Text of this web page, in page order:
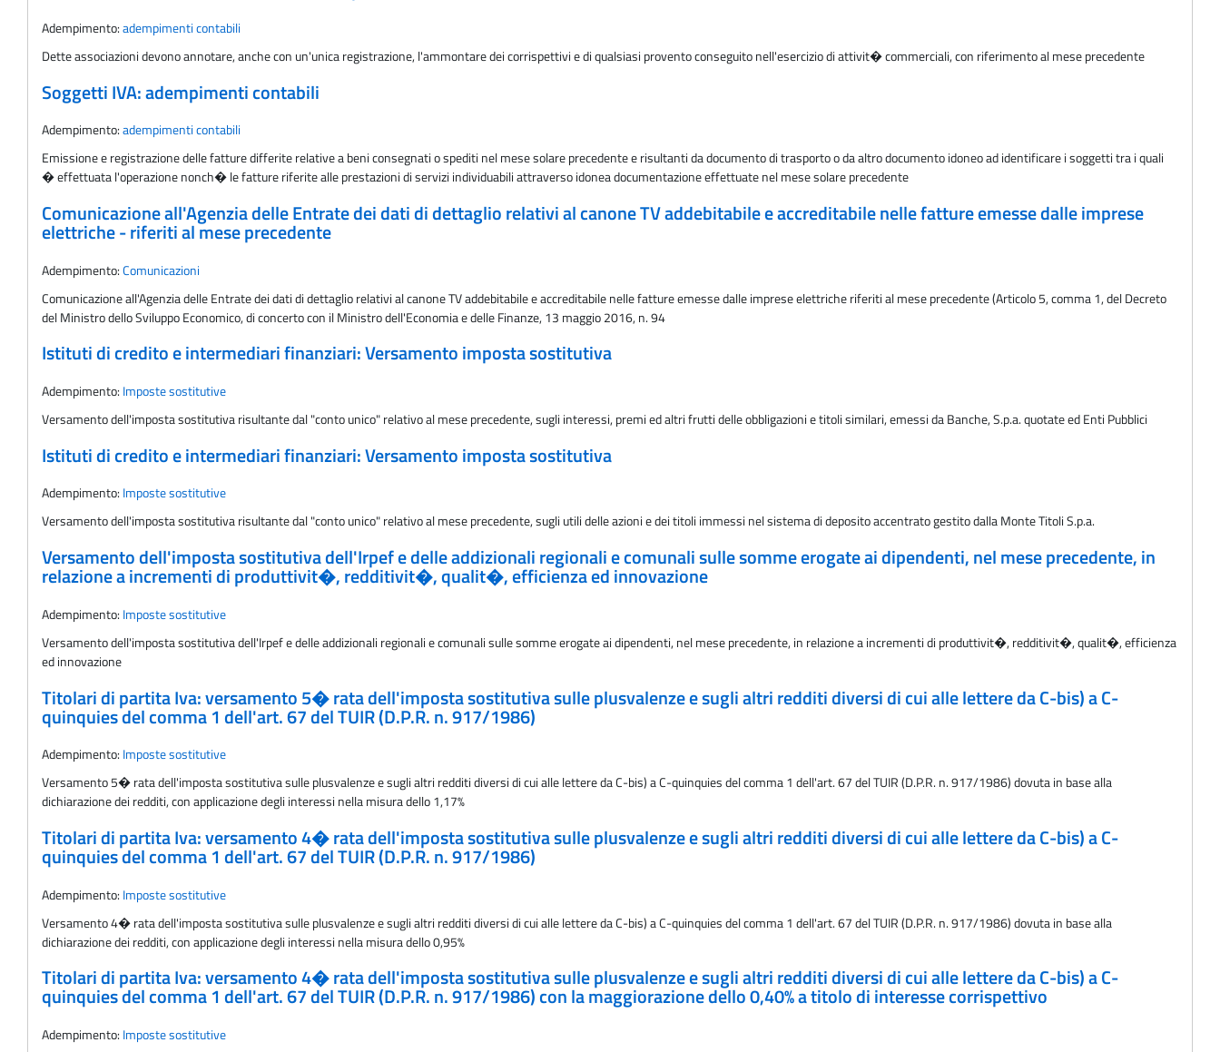
Adempimento:adempimenti contabili
Dette associazioni devono annotare, anche con un'unica registrazione, l'ammontare dei corrispettivi e di qualsiasi provento conseguito nell'esercizio di attivit� commerciali, con riferimento al mese precedente
Soggetti IVA: adempimenti contabili
Adempimento:adempimenti contabili
Emissione e registrazione delle fatture differite relative a beni consegnati o spediti nel mese solare precedente e risultanti da documento di trasporto o da altro documento idoneo ad identificare i soggetti tra i quali
� effettuata l'operazione nonch� le fatture riferite alle prestazioni di servizi individuabili attraverso idonea documentazione effettuate nel mese solare precedente
Comunicazione all'Agenzia delle Entrate dei dati di dettaglio relativi al canone TV addebitabile e accreditabile nelle fatture emesse dalle imprese
elettriche - riferiti al mese precedente
Adempimento:Comunicazioni
Comunicazione all'Agenzia delle Entrate dei dati di dettaglio relativi al canone TV addebitabile e accreditabile nelle fatture emesse dalle imprese elettriche riferiti al mese precedente (Articolo 5, comma 1, del Decreto
del Ministro dello Sviluppo Economico, di concerto con il Ministro dell'Economia e delle Finanze, 13 maggio 2016, n. 94
Istituti di credito e intermediari finanziari: Versamento imposta sostitutiva
Adempimento: Imposte sostitutive
Versamento dell'imposta sostitutiva risultante dal "conto unico" relativo al mese precedente, sugli interessi, premi ed altri frutti delle obbligazioni e titoli similari, emessi da Banche, S.p.a. quotate ed Enti Pubblici
Istituti di credito e intermediari finanziari: Versamento imposta sostitutiva
Adempimento: Imposte sostitutive
Versamento dell'imposta sostitutiva risultante dal "conto unico" relativo al mese precedente, sugli utili delle azioni e dei titoli immessi nel sistema di deposito accentrato gestito dalla Monte Titoli S.p.a.
Versamento dell'imposta sostitutiva dell'Irpef e delle addizionali regionali e comunali sulle somme erogate ai dipendenti, nel mese precedente, in
relazione a incrementi di produttivit�, redditivit�, qualit�, efficienza ed innovazione
Adempimento: Imposte sostitutive
Versamento dell'imposta sostitutiva dell'Irpef e delle addizionali regionali e comunali sulle somme erogate ai dipendenti, nel mese precedente, in relazione a incrementi di produttivit�, redditivit�, qualit�, efficienza
ed innovazione
Titolari di partita Iva: versamento 5� rata dell'imposta sostitutiva sulle plusvalenze e sugli altri redditi diversi di cui alle lettere da C-bis) a C-
quinquies del comma 1 dell'art. 67 del TUIR (D.P.R. n. 917/1986)
Adempimento: Imposte sostitutive
Versamento 5� rata dell'imposta sostitutiva sulle plusvalenze e sugli altri redditi diversi di cui alle lettere da C-bis) a C-quinquies del comma 1 dell'art. 67 del TUIR (D.P.R. n. 917/1986) dovuta in base alla
dichiarazione dei redditi, con applicazione degli interessi nella misura dello 1,17%
Titolari di partita Iva: versamento 4� rata dell'imposta sostitutiva sulle plusvalenze e sugli altri redditi diversi di cui alle lettere da C-bis) a C-
quinquies del comma 1 dell'art. 67 del TUIR (D.P.R. n. 917/1986)
Adempimento: Imposte sostitutive
Versamento 4� rata dell'imposta sostitutiva sulle plusvalenze e sugli altri redditi diversi di cui alle lettere da C-bis) a C-quinquies del comma 1 dell'art. 67 del TUIR (D.P.R. n. 917/1986) dovuta in base alla
dichiarazione dei redditi, con applicazione degli interessi nella misura dello 0,95%
Titolari di partita Iva: versamento 4� rata dell'imposta sostitutiva sulle plusvalenze e sugli altri redditi diversi di cui alle lettere da C-bis) a C-
quinquies del comma 1 dell'art. 67 del TUIR (D.P.R. n. 917/1986) con la maggiorazione dello 0,40% a titolo di interesse corrispettivo
Adempimento: Imposte sostitutive